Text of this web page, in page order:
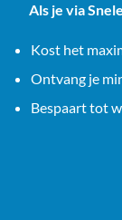
Als je via
Kost het
Ontvang je
Bespaart tot